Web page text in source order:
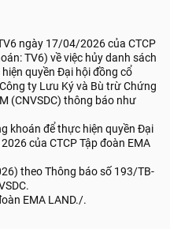
ngày 17/04/2026 của CTCP
TV6) về việc hủy danh sách
quyền Đại hội đồng cổ
ty Lưu Ký và Bù trừ Chứng
(CNVSDC) thông báo như
khoán để thực hiện quyền Đại
của CTCP Tập đoàn EMA
theo Thông báo số 193/TB-
EMA LAND./.